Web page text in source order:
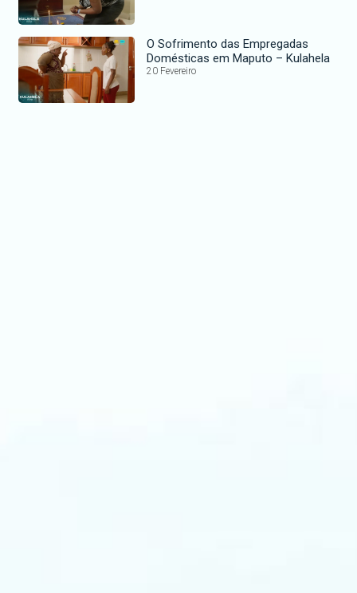
O Sofrimento das Empregadas
Domésticas em Maputo – Kulahela
20 Fevereiro